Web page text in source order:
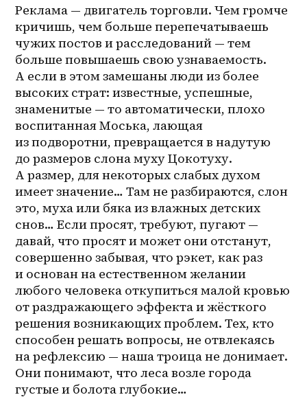
Реклама — двигатель торговли. Чем громче
кричишь, чем больше перепечатываешь
чужих постов и расследований — тем
больше повышаешь свою узнаваемость.
А если в этом замешаны люди из более
высоких страт: известные, успешные,
знаменитые — то автоматически, плохо
воспитанная Моська, лающая
из подворотни, превращается в надутую
до размеров слона муху Цокотуху.
А размер, для некоторых слабых духом
имеет значение… Там не разбираются, слон
это, муха или бяка из влажных детских
снов… Если просят, требуют, пугают —
давай, что просят и может они отстанут,
совершенно забывая, что рэкет, как раз
и основан на естественном желании
любого человека откупиться малой кровью
от раздражающего эффекта и жёсткого
решения возникающих проблем. Тех, кто
способен решать вопросы, не отвлекаясь
на рефлексию — наша троица не донимает.
Они понимают, что леса возле города
густые и болота глубокие…